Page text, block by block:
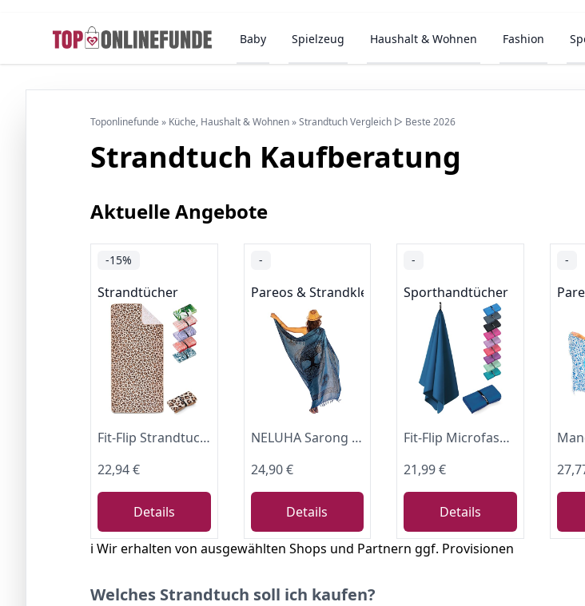
Baby Spielzeug Haushalt & Wohnen Fashion
Toponlinefunde » Küche, Haushalt & Wohnen»Strandtuch Vergleich ▷ Beste 2026
Strandtuch Kaufberatung
Aktuelle Angebote
-15%
Strandtücher
Fit-Flip Strandtuch XXL Mikrofaser leicht und schnelltrocknend
22,94 €
Details
-
Pareos & Strandkleider
NELUHA Sarong Tuch Damen mit Saronghalter Pareo Wickeltuch Handtuchkleid Wickelrock Strandtuch XXL Tuch Männer
24,90 €
Details
-
Sporthandtücher
Fit-Flip Microfaser Handtücher leicht und kompakt - Fitness und Sport
21,99 €
Details
-
ℹ️ Wir erhalten von ausgewählten Shops und Partnern ggf. Provisionen
Welches Strandtuch soll ich kaufen?